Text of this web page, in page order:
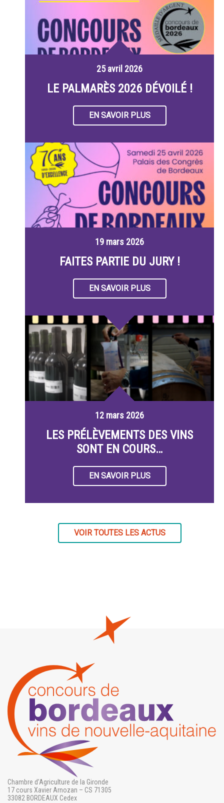
25 avril 2026
LE PALMARÈS 2026 DÉVOILÉ !
EN SAVOIR PLUS
19 mars 2026
FAITES PARTIE DU JURY !
EN SAVOIR PLUS
12 mars 2026
LES PRÉLÈVEMENTS DES VINS
SONT EN COURS…
EN SAVOIR PLUS
VOIR TOUTES LES ACTUS
Chambre d’Agriculture de la Gironde
17 cours Xavier Arnozan – CS 71305
33082 BORDEAUX Cedex